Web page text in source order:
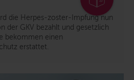
die Herpes-zoster-Impfung nun
der GKV bezahlt und gesetzlich
bekommen einen
erstattet.